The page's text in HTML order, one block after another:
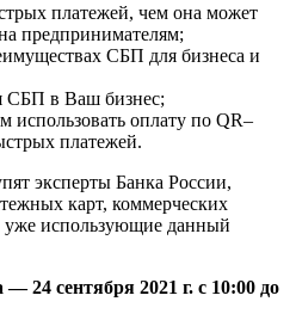
платежей, чем она может
предпринимателям;
СБП для бизнеса и
СБП в Ваш бизнес;
использовать оплату по QR–
платежей.
эксперты Банка России,
карт, коммерческих
уже использующие данный
24 сентября 2021 г. с 10:00 до